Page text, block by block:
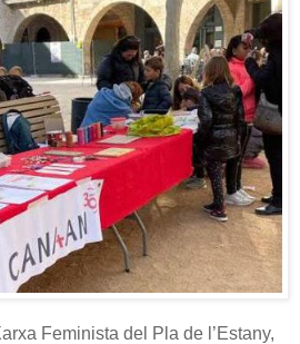
Feminista del Pla de l’Estany,